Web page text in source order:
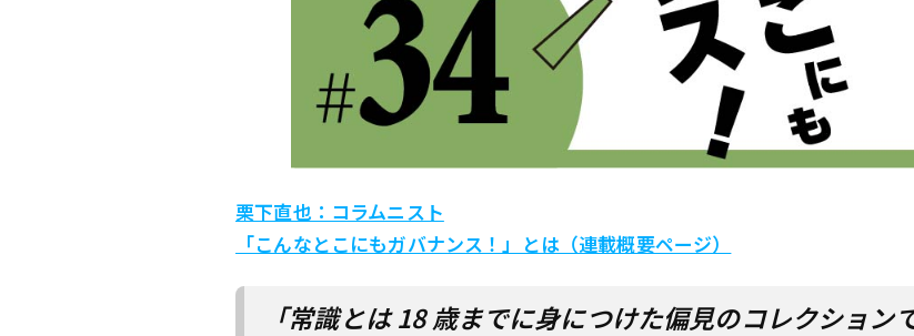
栗下直也：コラムニスト
「こんなとこにもガバナンス！」とは（連載概要ページ）
「常識とは 18 歳までに身につけた偏見のコレクション